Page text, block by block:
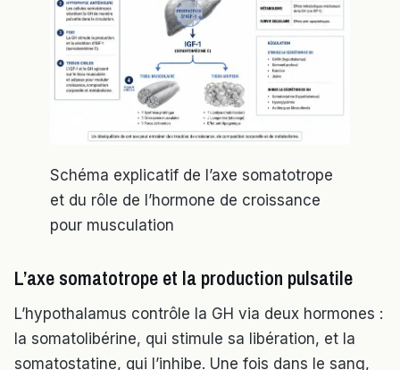
Schéma explicatif de l’axe somatotrope
et du rôle de l’hormone de croissance
pour musculation
L’axe somatotrope et la production pulsatile
L’hypothalamus contrôle la GH via deux hormones :
la somatolibérine, qui stimule sa libération, et la
somatostatine, qui l’inhibe. Une fois dans le sang,